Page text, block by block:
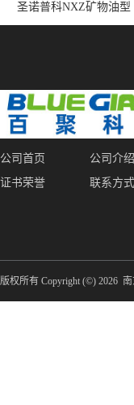
圣诺普科NXZ矿物油型
消泡剂 持久抑泡
公司首页 公司介绍
证书荣誉
联系方式
版权所有 Copyright (©) 2026